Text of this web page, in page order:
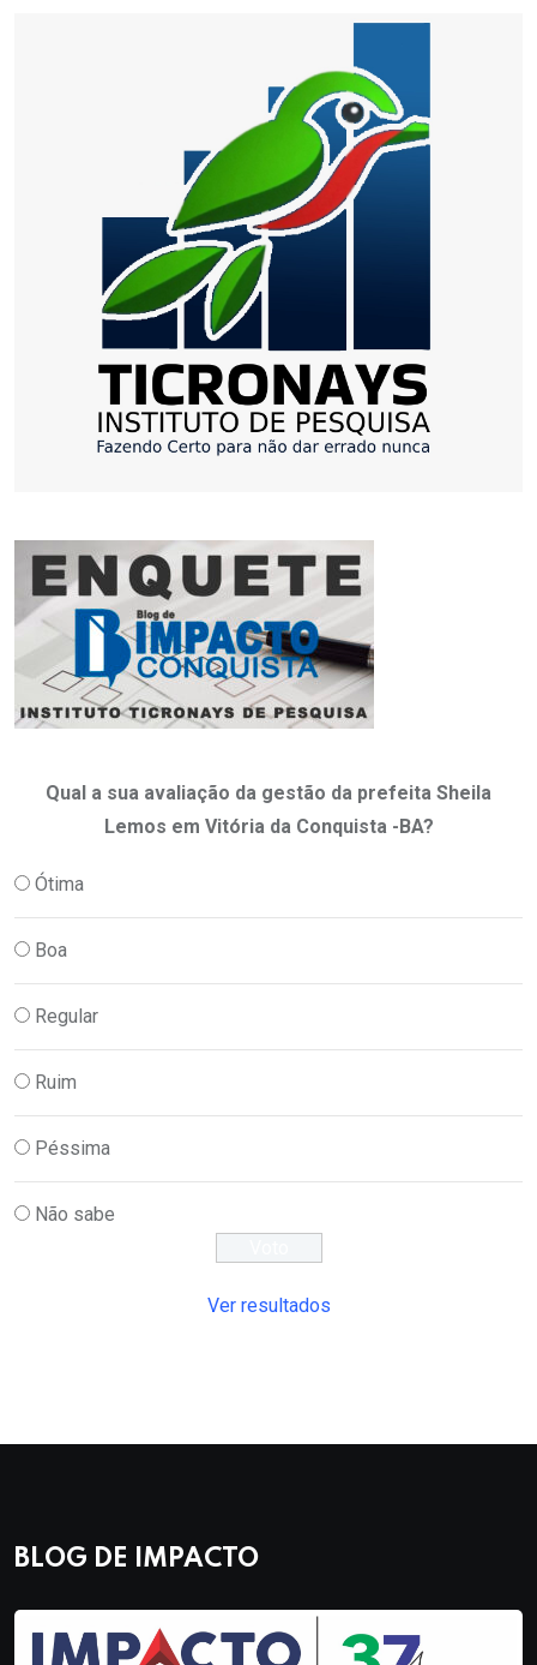
Qual a sua avaliação da gestão da prefeita Sheila
Lemos em Vitória da Conquista -BA?
Ótima
Boa
Regular
Ruim
Péssima
Não sabe
Ver resultados
BLOG DE IMPACTO